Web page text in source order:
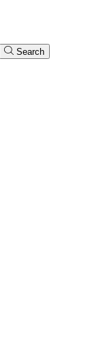
Search